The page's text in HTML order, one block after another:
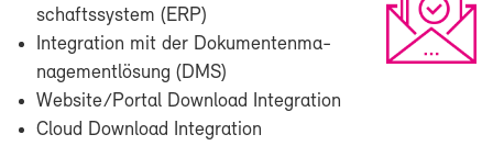
schafts­sys­tem (ERP)
In­te­gra­ti­on mit der Do­ku­men­ten­ma­
nage­ment­lö­sung (DMS)
Web­site/Por­tal Down­load In­te­gra­ti­on
Cloud Down­load In­te­gra­ti­on